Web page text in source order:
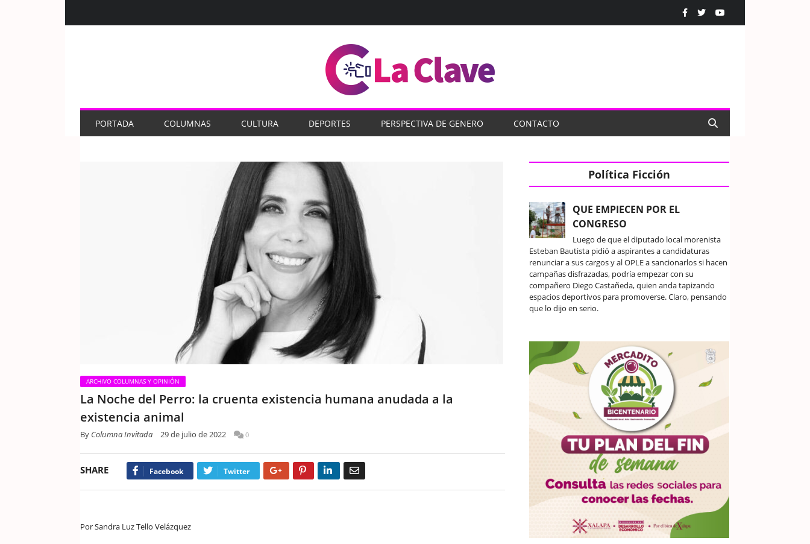
PORTADA COLUMNAS CULTURA DEPORTES PERSPECTIVA DE GENERO CONTACTO
ARCHIVO COLUMNAS Y OPINIÓN
La Noche del Perro: la cruenta existencia humana anudada a la
existencia animal
By Columna Invitada 29 de julio de 2022 0
SHARE Facebook Twitter Google+ Pinterest LinkedIn
Por Sandra Luz Tello Velázquez
Política Ficción
QUE EMPIECEN POR EL
CONGRESO
Luego de que el diputado local morenista
Esteban Bautista pidió a aspirantes a candidaturas
renunciar a sus cargos y al OPLE a sancionarlos si hacen
campañas disfrazadas, podría empezar con su
compañero Diego Castañeda, quien anda tapizando
espacios deportivos para promoverse. Claro, pensando
que lo dijo en serio.